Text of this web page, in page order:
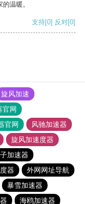
温暖。
支持[0] 反对[0]
旋风加速
官网
官网
风驰加速器
旋风加速度器
加速器
器
外网网址导航
暴雪加速器
海鸥加速器